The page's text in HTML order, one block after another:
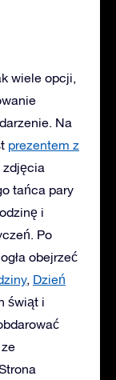
wiele opcji,
Na
prezentem z
zdjęcia
tańca pary
i
Po
obejrzeć
, Dzień
świąt i